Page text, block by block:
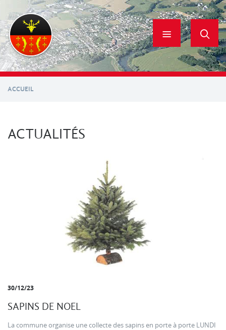
contenu
principal
ACCUEIL
ACTUALITÉS
30/12/23
SAPINS DE NOEL
La commune organise une collecte des sapins en porte à porte LUNDI